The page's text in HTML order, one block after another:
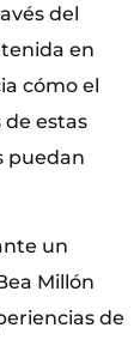
del
en
cómo el
estas
puedan
un
Millón
de